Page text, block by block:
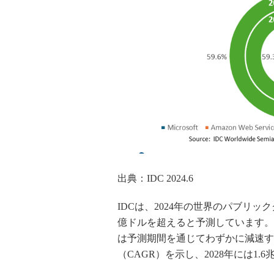
出典：IDC 2024.6
IDCは、2024年の世界のパブリッ
億ドルを超えると予測しています
は予測期間を通じてわずかに減速
（CAGR）を示し、2028年には